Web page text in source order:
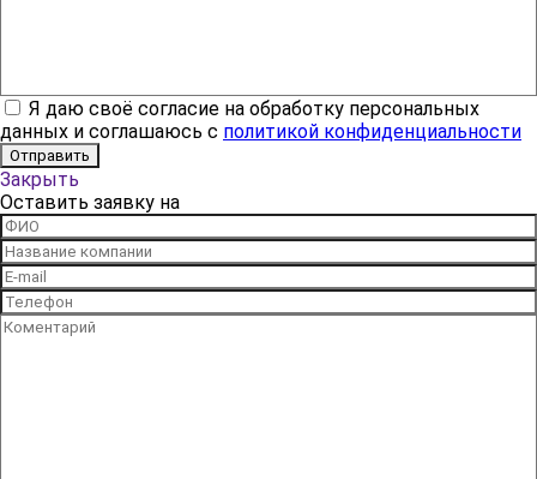
Я даю своё согласие на обработку персональных
данных и соглашаюсь с политикой конфиденциальности
Закрыть
Оставить заявку на